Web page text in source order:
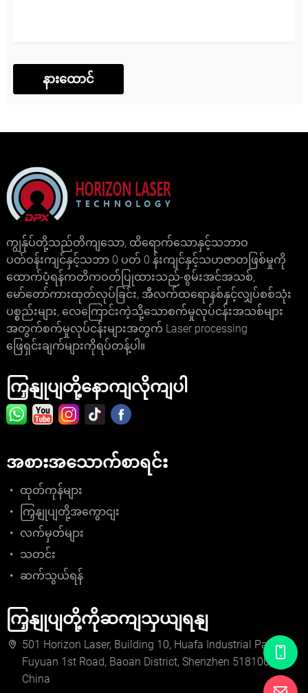
ကျွန်ုပ်တို့သည်တိကျသော, ထိရောက်သောနှင့်သဘာဝ
ပတ်ဝန်းကျင်နှင့်သဘာ 0 ပတ် 0 န်းကျင်နှင့်သဟဇာတဖြစ်မှုကို
ထောက်ပံ့ရန်ကတိကဝတ်ပြုထားသည်-စွမ်းအင်အသစ်,
မော်တော်ကားထုတ်လုပ်ခြင်း, အီလက်ထရောနစ်နှင့်လျှပ်စစ်သုံး
ပစ္စည်းများ, လေကြောင်းကဲ့သို့သောစက်မှုလုပ်ငန်းအသစ်များ
အတွက်စက်မှုလုပ်ငန်းများအတွက် Laser processing
ဖြေရှင်းချက်များကိုရပ်တန့်ပါ။
ကြှနျုပျတို့နောကျလိုကျပါ
အစားအသောက်စာရင်း
ထုတ်ကုန်များ
ကြှနျုပျတို့အကွောငျး
လက်မှတ်များ
သတင်း
ဆက်သွယ်ရန်
ကြှနျုပျတို့ကိုဆကျသှယျရနျ
501 Horizon Laser, Building 10, Huafa Industrial Park,
Fuyuan 1st Road, Baoan District, Shenzhen 518100,
China